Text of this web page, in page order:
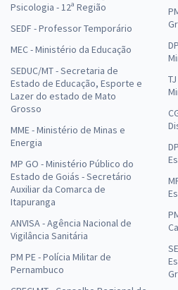
Psicologia - 12ª Região
SEDF - Professor Temporário
MEC - Ministério da Educação
SEDUC/MT - Secretaria de
Estado de Educação, Esporte e
Lazer do estado de Mato
Grosso
MME - Ministério de Minas e
Energia
MP GO - Ministério Público do
Estado de Goiás - Secretário
Auxiliar da Comarca de
Itapuranga
ANVISA - Agência Nacional de
Vigilância Sanitária
PM PE - Polícia Militar de
Pernambuco